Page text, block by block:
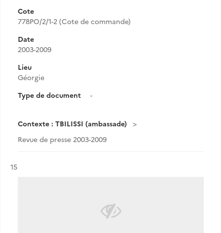
Cote
778PO/2/1-2 (Cote de commande)
Date
2003-2009
Lieu
Géorgie
Type de document
-
Contexte : TBILISSI (ambassade)
Revue de presse 2003-2009
Résultat n°
15